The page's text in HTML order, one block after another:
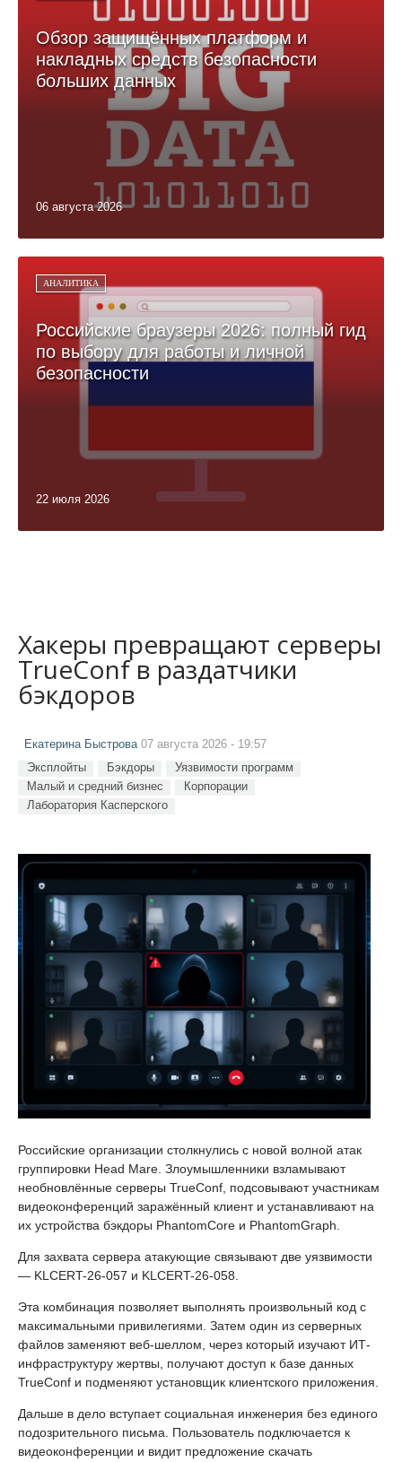
Обзор защищённых платформ и
накладных средств безопасности
больших данных
06 августа 2026
АНАЛИТИКА
Российские браузеры 2026: полный гид
по выбору для работы и личной
безопасности
22 июля 2026
Хакеры превращают серверы
TrueConf в раздатчики
бэкдоров
Екатерина Быстрова07 августа 2026 - 19:57
Эксплойты Бэкдоры
Уязвимости программ
Малый и средний бизнес
Корпорации
Лаборатория Касперского
Российские организации столкнулись с новой волной атак
группировки Head Mare. Злоумышленники взламывают
необновлённые серверы TrueConf, подсовывают участникам
видеоконференций заражённый клиент и устанавливают на
их устройства бэкдоры PhantomCore и PhantomGraph.
Для захвата сервера атакующие связывают две уязвимости
— KLCERT-26-057 и KLCERT-26-058.
Эта комбинация позволяет выполнять произвольный код с
максимальными привилегиями. Затем один из серверных
файлов заменяют веб-шеллом, через который изучают ИТ-
инфраструктуру жертвы, получают доступ к базе данных
TrueConf и подменяют установщик клиентского приложения.
Дальше в дело вступает социальная инженерия без единого
подозрительного письма. Пользователь подключается к
видеоконференции и видит предложение скачать